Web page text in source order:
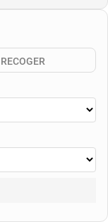
RECOGER